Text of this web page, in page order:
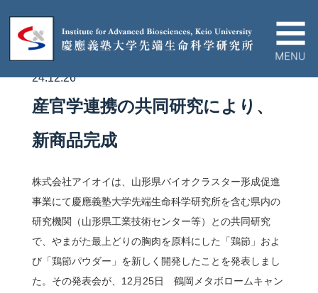
研究プロジェクト
論文/ハイライト
教育関連
24.12.26
産官学連携の共同研究により、
新商品完成
株式会社アイオイは、山形県バイオクラスター形成促進
事業にて慶應義塾大学先端生命科学研究所を含む県内の
研究機関（山形県工業技術センター等）との共同研究
で、やまがた最上どりの胸肉を原料にした「鶏節」およ
び「鶏節パウダー」を新しく開発したことを発表しまし
た。その発表会が、12月25日 鶴岡メタボロームキャン